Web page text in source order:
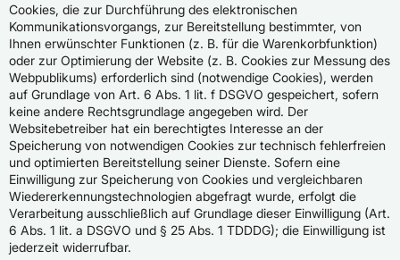
Cookies, die zur Durchführung des elektronischen
Kommunikationsvorgangs, zur Bereitstellung bestimmter, von
Ihnen erwünschter Funktionen (z. B. für die Warenkorbfunktion)
oder zur Optimierung der Website (z. B. Cookies zur Messung des
Webpublikums) erforderlich sind (notwendige Cookies), werden
auf Grundlage von Art. 6 Abs. 1 lit. f DSGVO gespeichert, sofern
keine andere Rechtsgrundlage angegeben wird. Der
Websitebetreiber hat ein berechtigtes Interesse an der
Speicherung von notwendigen Cookies zur technisch fehlerfreien
und optimierten Bereitstellung seiner Dienste. Sofern eine
Einwilligung zur Speicherung von Cookies und vergleichbaren
Wiedererkennungstechnologien abgefragt wurde, erfolgt die
Verarbeitung ausschließlich auf Grundlage dieser Einwilligung (Art.
6 Abs. 1 lit. a DSGVO und § 25 Abs. 1 TDDDG); die Einwilligung ist
jederzeit widerrufbar.